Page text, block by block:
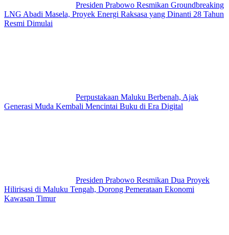
Presiden Prabowo Resmikan Groundbreaking
LNG Abadi Masela, Proyek Energi Raksasa yang Dinanti 28 Tahun
Resmi Dimulai
Perpustakaan Maluku Berbenah, Ajak
Generasi Muda Kembali Mencintai Buku di Era Digital
Presiden Prabowo Resmikan Dua Proyek
Hilirisasi di Maluku Tengah, Dorong Pemerataan Ekonomi
Kawasan Timur